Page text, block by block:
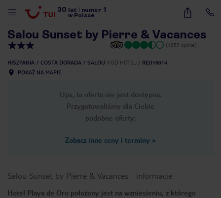
30 lat numer 1
w Polsce
28
Salou Sunset by Pierre & Vacances
(1353 opinie)
HISZPANIA COSTA DORADA SALOU KOD HOTELU REU18014
POKAŻ NA MAPIE
Ups, ta oferta nie jest dostępna.
Przygotowaliśmy dla Ciebie
podobne oferty:
Zobacz inne ceny i terminy »
Salou Sunset by Pierre & Vacances - informacje
Hotel Playa de Oro położony jest na wzniesieniu, z którego